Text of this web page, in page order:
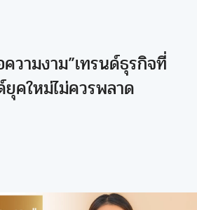
ความงาม”เทรนด์ธุรกิจที่
คใหม่ไม่ควรพลาด